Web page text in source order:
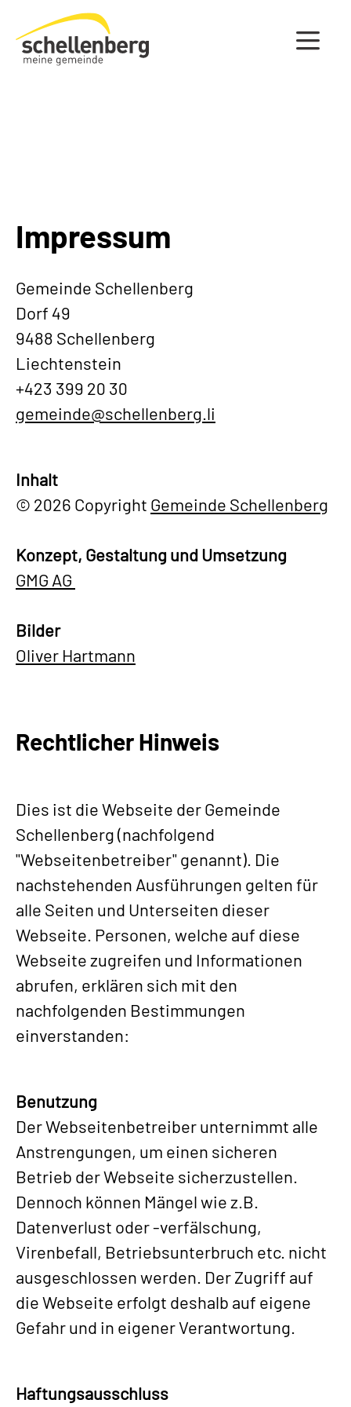
Gemeinde Schellenberg Startseite
Impressum
Gemeinde Schellenberg
Dorf 49
9488 Schellenberg
Liechtenstein
+423 399 20 30
gemeinde@schellenberg.li
Inhalt
© 2026 Copyright Gemeinde Schellenberg
Konzept, Gestaltung und Umsetzung
GMG AG
Bilder
Oliver Hartmann
Rechtlicher Hinweis
Dies ist die Webseite der Gemeinde
Schellenberg (nachfolgend
"Webseitenbetreiber" genannt). Die
nachstehenden Ausführungen gelten für
alle Seiten und Unterseiten dieser
Webseite. Personen, welche auf diese
Webseite zugreifen und Informationen
abrufen, erklären sich mit den
nachfolgenden Bestimmungen
einverstanden:
Benutzung
Der Webseitenbetreiber unternimmt alle
Anstrengungen, um einen sicheren
Betrieb der Webseite sicherzustellen.
Dennoch können Mängel wie z.B.
Datenverlust oder -verfälschung,
Virenbefall, Betriebsunterbruch etc. nicht
ausgeschlossen werden. Der Zugriff auf
die Webseite erfolgt deshalb auf eigene
Gefahr und in eigener Verantwortung.
Haftungsausschluss